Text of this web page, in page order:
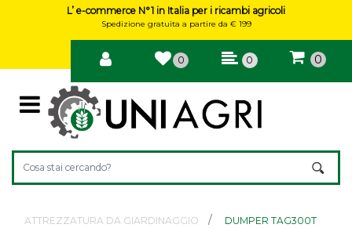
L’ e-commerce N°1 in Italia per i ricambi agricoli
Spedizione gratuita a partire da € 199
0 0 0
Open
Changing a filter automatically updates the other available
ATTREZZATURA DA GIARDINAGGIO DUMPER TAG300T